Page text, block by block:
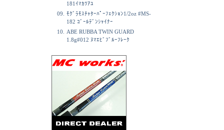
181ｲﾏｶﾂｱﾕ
09.
ﾓｸﾞﾗﾓｽﾁｬﾀｰﾊﾟｰﾌｪｸｼｮﾝ1/2oz #MS-
182 ｺﾞｰﾙﾃﾞﾝｼｬｲﾅｰ
10.
ABE RUBBA TWIN GUARD
1.8g#012 ﾇﾏｴﾋﾞﾌﾞﾙｰﾌﾚｰｸ